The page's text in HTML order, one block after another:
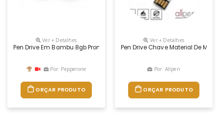
Ver + Detalhes
Pen Drive Em Bambu 8gb Promocional
Por: Pepperone
ORÇAR PRODUTO
Ver + Detalhes
Pen Drive Chave Material De
Por: Allpen
ORÇAR PRODUTO